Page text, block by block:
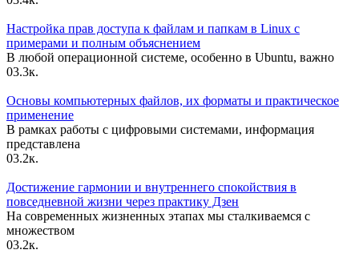
Настройка прав доступа к файлам и папкам в Linux с
примерами и полным объяснением
В любой операционной системе, особенно в Ubuntu, важно
03.3к.
Основы компьютерных файлов, их форматы и практическое
применение
В рамках работы с цифровыми системами, информация
представлена
03.2к.
Достижение гармонии и внутреннего спокойствия в
повседневной жизни через практику Дзен
На современных жизненных этапах мы сталкиваемся с
множеством
03.2к.